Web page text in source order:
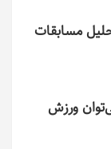
مسابقات
ورزش